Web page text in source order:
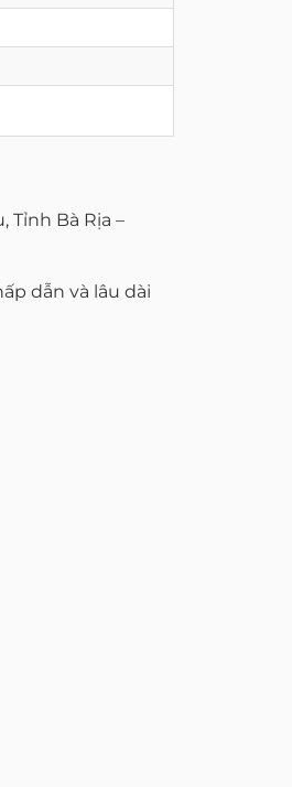
Tỉnh Bà Rịa –
dẫn và lâu dài